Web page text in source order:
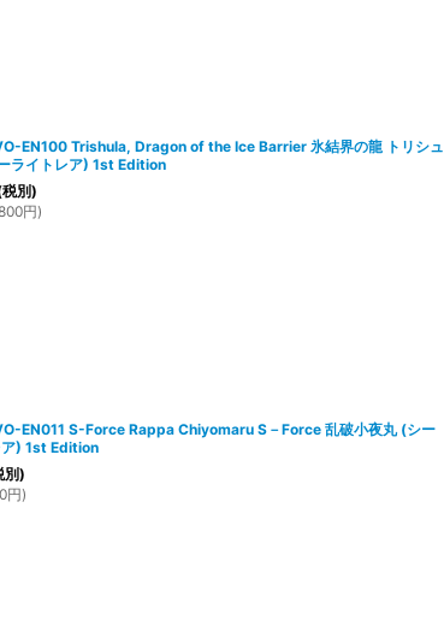
EN100 Trishula, Dragon of the Ice Barrier 氷結界の龍 トリシュ
ライトレア) 1st Edition
別)
円)
EN011 S-Force Rappa Chiyomaru S－Force 乱破小夜丸 (シー
ア) 1st Edition
別)
円)